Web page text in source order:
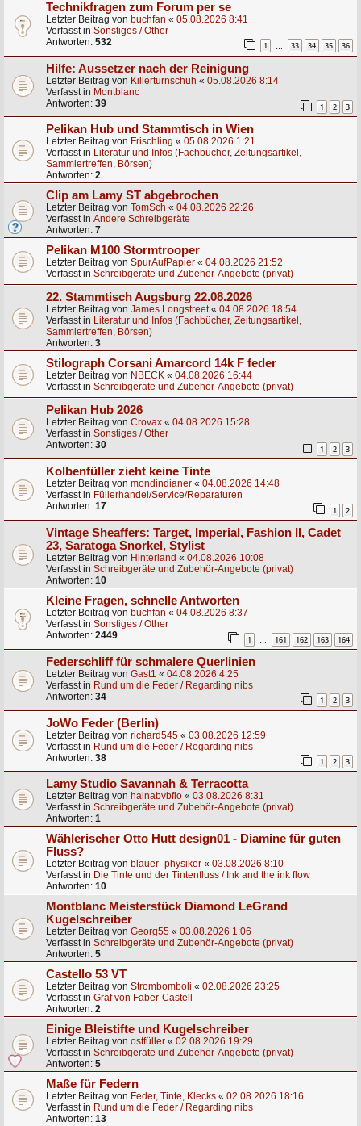
Technikfragen zum Forum per se
Letzter Beitrag von buchfan « 05.08.2026 8:41
Verfasst in Sonstiges / Other
Antworten: 532 1 33 34 35 36
Hilfe: Aussetzer nach der Reinigung
Letzter Beitrag von Killerturnschuh « 05.08.2026 8:14
Verfasst in Montblanc
Antworten: 39 1 2 3
Pelikan Hub und Stammtisch in Wien
Letzter Beitrag von Frischling « 05.08.2026 1:21
Verfasst in Literatur und Infos (Fachbücher, Zeitungsartikel,
Sammlertreffen, Börsen)
Antworten: 2
Clip am Lamy ST abgebrochen
Letzter Beitrag von TomSch « 04.08.2026 22:26
Verfasst in Andere Schreibgeräte
Antworten: 7
Pelikan M100 Stormtrooper
Letzter Beitrag von SpurAufPapier « 04.08.2026 21:52
Verfasst in Schreibgeräte und Zubehör-Angebote (privat)
22. Stammtisch Augsburg 22.08.2026
Letzter Beitrag von James Longstreet« 04.08.2026 18:54
Verfasst in Literatur und Infos (Fachbücher, Zeitungsartikel,
Sammlertreffen, Börsen)
Antworten: 3
Stilograph Corsani Amarcord 14k F feder
Letzter Beitrag von NBECK « 04.08.2026 16:44
Verfasst in Schreibgeräte und Zubehör-Angebote (privat)
Pelikan Hub 2026
Letzter Beitrag von Crovax « 04.08.2026 15:28
Verfasst in Sonstiges / Other
Antworten: 30 1 2 3
Kolbenfüller zieht keine Tinte
Letzter Beitrag von mondindianer « 04.08.2026 14:48
Verfasst in Füllerhandel/Service/Reparaturen
Antworten: 17 1 2
Vintage Sheaffers: Target, Imperial, Fashion II, Cadet
23, Saratoga Snorkel, Stylist
Letzter Beitrag von Hinterland « 04.08.2026 10:08
Verfasst in Schreibgeräte und Zubehör-Angebote (privat)
Antworten: 10
Kleine Fragen, schnelle Antworten
Letzter Beitrag von buchfan « 04.08.2026 8:37
Verfasst in Sonstiges / Other
Antworten: 2449 1 161 162 163 164
Federschliff für schmalere Querlinien
Letzter Beitrag von Gast1 « 04.08.2026 4:25
Verfasst in Rund um die Feder / Regarding nibs
Antworten: 34 1 2 3
JoWo Feder (Berlin)
Letzter Beitrag von richard545 « 03.08.2026 12:59
Verfasst in Rund um die Feder / Regarding nibs
Antworten: 38 1 2 3
Lamy Studio Savannah & Terracotta
Letzter Beitrag von hainabvbflo « 03.08.2026 8:31
Verfasst in Schreibgeräte und Zubehör-Angebote (privat)
Antworten: 1
Wählerischer Otto Hutt design01 - Diamine für guten
Fluss?
Letzter Beitrag von blauer_physiker « 03.08.2026 8:10
Verfasst in Die Tinte und der Tintenfluss / Ink and the ink flow
Antworten: 10
Montblanc Meisterstück Diamond LeGrand
Kugelschreiber
Letzter Beitrag von Georg55 « 03.08.2026 1:06
Verfasst in Schreibgeräte und Zubehör-Angebote (privat)
Antworten: 5
Castello 53 VT
Letzter Beitrag von Strombomboli « 02.08.2026 23:25
Verfasst in Graf von Faber-Castell
Antworten: 2
Einige Bleistifte und Kugelschreiber
Letzter Beitrag von ostfüller « 02.08.2026 19:29
Verfasst in Schreibgeräte und Zubehör-Angebote (privat)
Antworten: 5
Maße für Federn
Letzter Beitrag von Feder, Tinte, Klecks « 02.08.2026 18:16
Verfasst in Rund um die Feder / Regarding nibs
Antworten: 13